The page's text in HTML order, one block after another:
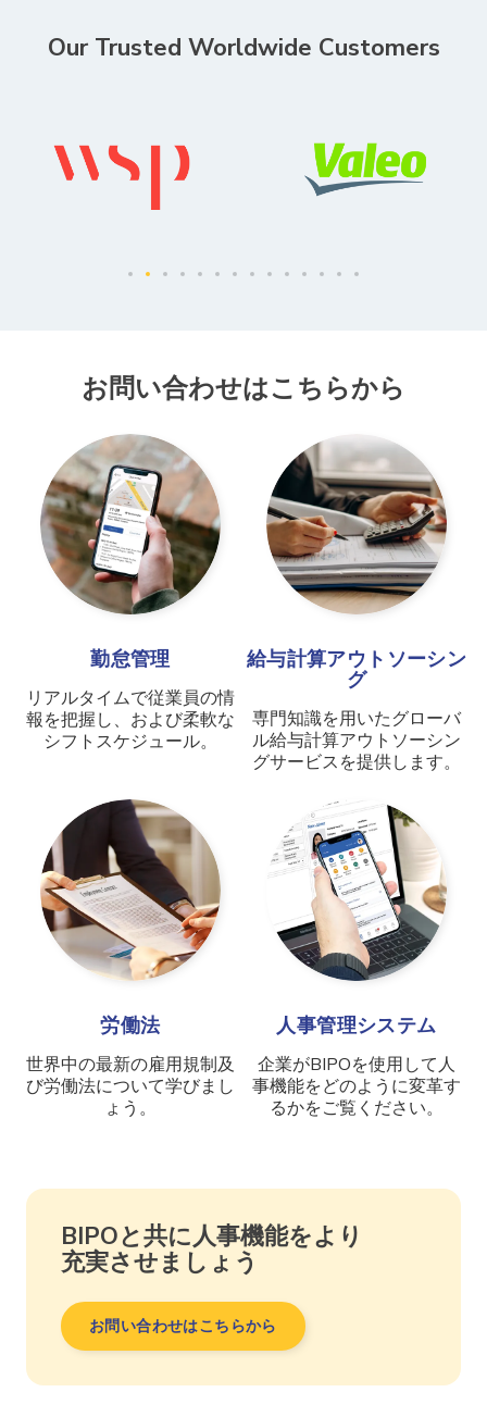
Our Trusted Worldwide Customers
お問い合わせはこちらから
勤怠管理
リアルタイムで従業員の情
報を把握し、および柔軟な
シフトスケジュール。
給与計算アウトソーシン
グ
専門知識を用いたグローバ
ル給与計算アウトソーシン
グサービスを提供します。
労働法
世界中の最新の雇用規制及
び労働法について学びまし
ょう。
人事管理システム
企業がBIPOを使用して人
事機能をどのように変革す
るかをご覧ください。
BIPOと共に人事機能をより
充実させましょう
お問い合わせはこちらから